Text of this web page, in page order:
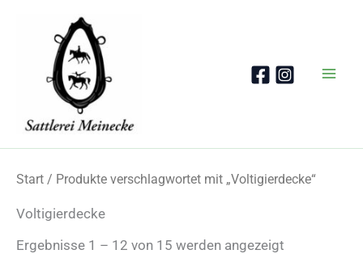
Start / Produkte verschlagwortet mit „Voltigierdecke“
Voltigierdecke
Ergebnisse 1 – 12 von 15 werden angezeigt